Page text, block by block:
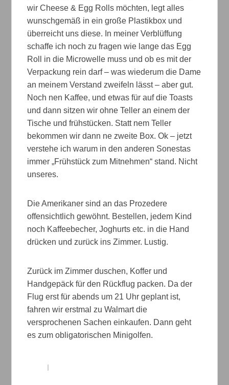
wir Cheese & Egg Rolls möchten, legt alles
wunschgemäß in ein große Plastikbox und
überreicht uns diese. In meiner Verblüffung
schaffe ich noch zu fragen wie lange das Egg
Roll in die Microwelle muss und ob es mit der
Verpackung rein darf – was wiederum die Dame
an meinem Verstand zweifeln lässt – aber gut.
Noch nen Kaffee, und etwas für auf die Toasts
und dann sitzen wir ohne Teller an einem der
Tische und frühstücken. Statt nem Teller
bekommen wir dann ne zweite Box. Ok – jetzt
verstehe ich warum in den anderen Sonestas
immer „Frühstück zum Mitnehmen“ stand. Nicht
unseres.
Die Amerikaner sind an das Prozedere
offensichtlich gewöhnt. Bestellen, jedem Kind
noch Kaffeebecher, Joghurts etc. in die Hand
drücken und zurück ins Zimmer. Lustig.
Zurück im Zimmer duschen, Koffer und
Handgepäck für den Rückflug packen. Da der
Flug erst für abends um 21 Uhr geplant ist,
fahren wir erstmal zu Walmart die
versprochenen Sachen einkaufen. Dann geht
es zum obligatorischen Minigolfen.